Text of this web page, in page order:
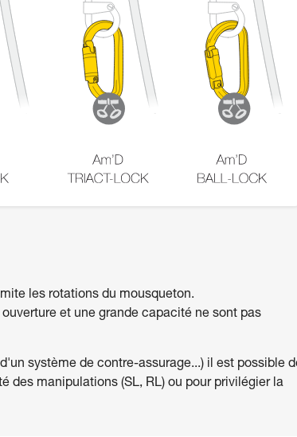
les rotations du mousqueton.
et une grande capacité ne sont pas
système de contre-assurage...) il est possible
des manipulations (SL, RL) ou pour privilégier la